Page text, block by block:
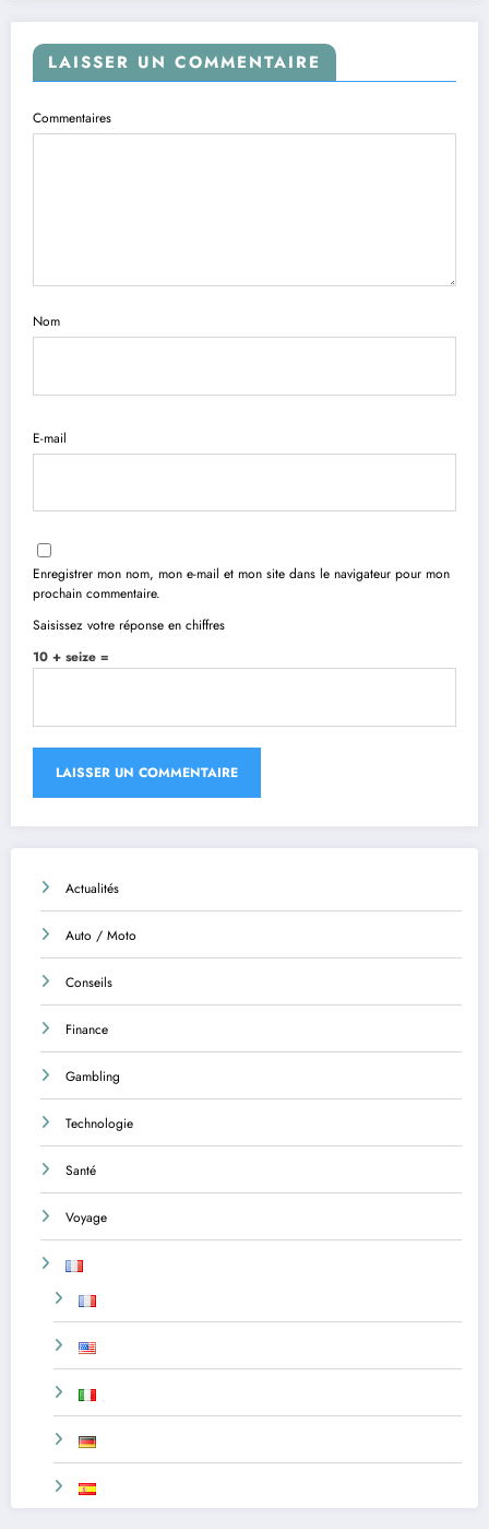
LAISSER UN COMMENTAIRE
Commentaires
Nom
E-mail
Enregistrer mon nom, mon e-mail et mon site dans le navigateur pour mon
prochain commentaire.
Saisissez votre réponse en chiffres
10 + seize =
Actualités
Auto / Moto
Conseils
Finance
Gambling
Technologie
Santé
Voyage